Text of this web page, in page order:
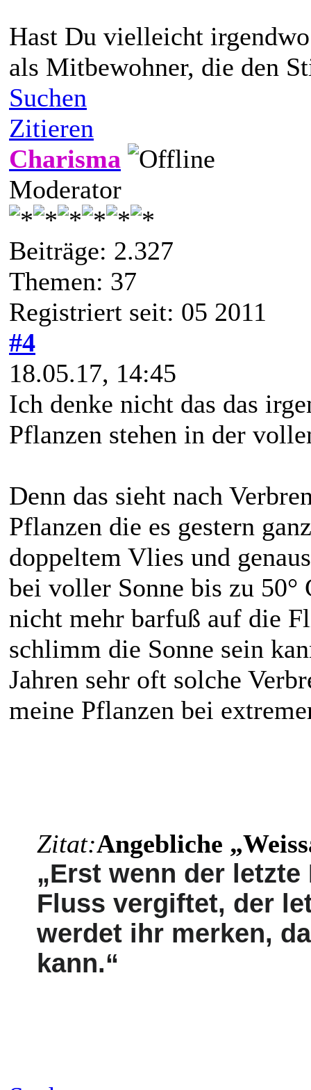
Hast Du vielleicht
als Mitbewohner, die den
Suchen
Zitieren
Charisma
Moderator
Beiträge: 2.327
Themen: 37
Registriert seit: 05 2011
#4
18.05.17, 14:45
Ich denke nicht das das
Pflanzen stehen in der
Denn das sieht nach
Pflanzen die es gestern
doppeltem Vlies und
bei voller Sonne bis zu
nicht mehr barfuß auf die
schlimm die Sonne sein
Jahren sehr oft solche
meine Pflanzen bei
Zitat:Angebliche
„Erst wenn der
Fluss vergiftet, der
werdet ihr merken,
kann.“